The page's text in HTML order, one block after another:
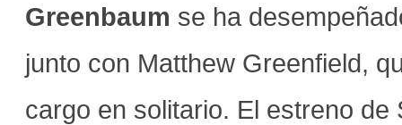
Greenbaum se ha
junto con Matthew Greenfield,
cargo en solitario. El estreno